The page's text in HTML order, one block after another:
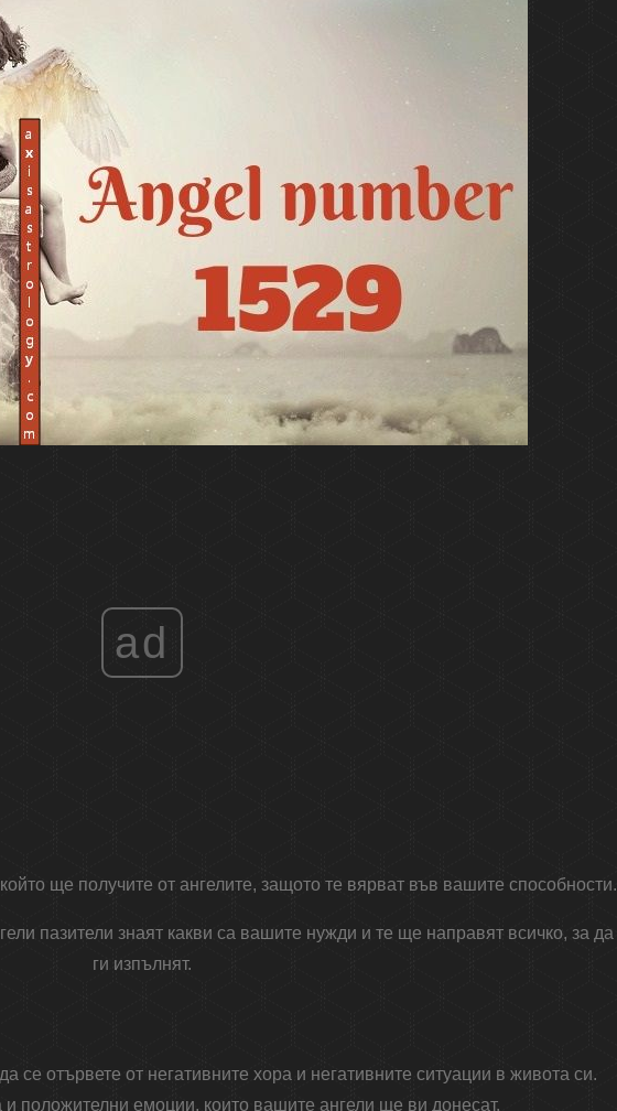
ad
ще получите от ангелите, защото те вярват във вашите способности.
пазители знаят какви са вашите нужди и те ще направят всичко, за да
ги изпълнят.
се отървете от негативните хора и негативните ситуации в живота си.
положителни емоции, които вашите ангели ще ви донесат.